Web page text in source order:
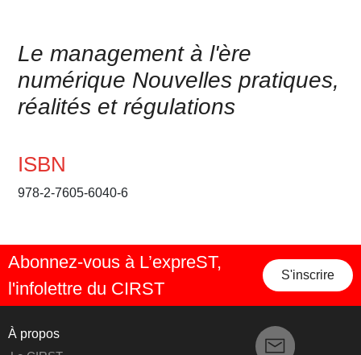
Le management à l'ère
numérique Nouvelles pratiques,
réalités et régulations
ISBN
978-2-7605-6040-6
Abonnez-vous à L’expreST,
l'infolettre du CIRST
S'inscrire
À propos